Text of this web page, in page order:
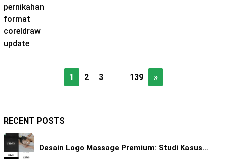
1 2 3 139 »
RECENT POSTS
Desain Logo Massage Premium: Studi Kasus…